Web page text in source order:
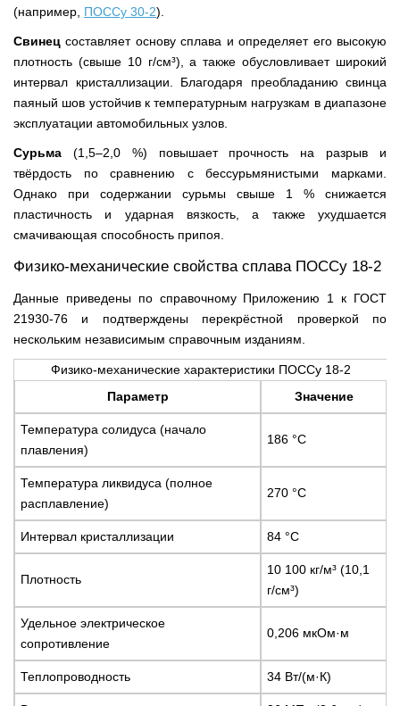
(например, ПОССу 30-2).
Свинец составляет основу сплава и определяет его высокую
плотность (свыше 10 г/см³), а также обусловливает широкий
интервал кристаллизации. Благодаря преобладанию свинца
паяный шов устойчив к температурным нагрузкам в диапазоне
эксплуатации автомобильных узлов.
Сурьма (1,5–2,0 %) повышает прочность на разрыв и
твёрдость по сравнению с бессурьмянистыми марками.
Однако при содержании сурьмы свыше 1 % снижается
пластичность и ударная вязкость, а также ухудшается
смачивающая способность припоя.
Физико-механические свойства сплава ПОССу 18-2
Данные приведены по справочному Приложению 1 к ГОСТ
21930-76 и подтверждены перекрёстной проверкой по
нескольким независимым справочным изданиям.
Физико-механические характеристики ПОССу 18-2
Параметр
Значение
Температура солидуса (начало
плавления)
186 °С
Температура ликвидуса (полное
расплавление)
270 °С
Интервал кристаллизации 84 °С
Плотность
10 100 кг/м³ (10,1
г/см³)
Удельное электрическое
сопротивление
0,206 мкОм·м
Теплопроводность 34 Вт/(м·К)